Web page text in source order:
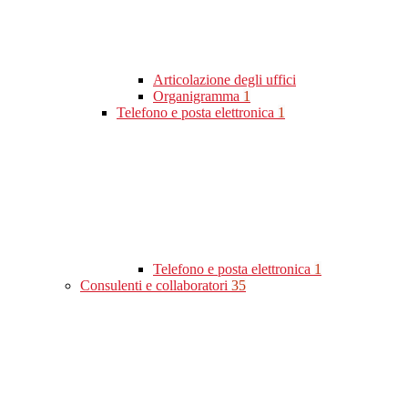
Articolazione degli uffici
Organigramma 1
Telefono e posta elettronica 1
Telefono e posta elettronica 1
Consulenti e collaboratori 35